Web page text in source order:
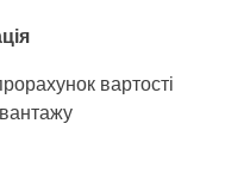
вартості